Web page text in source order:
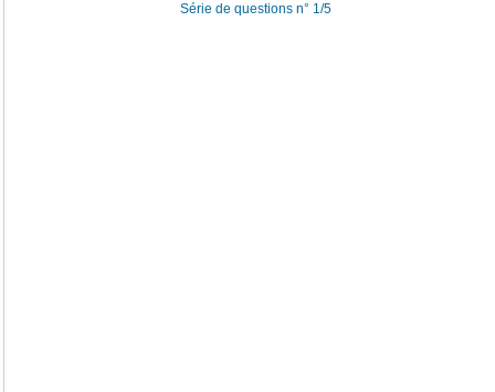
Série de questions n° 1/5